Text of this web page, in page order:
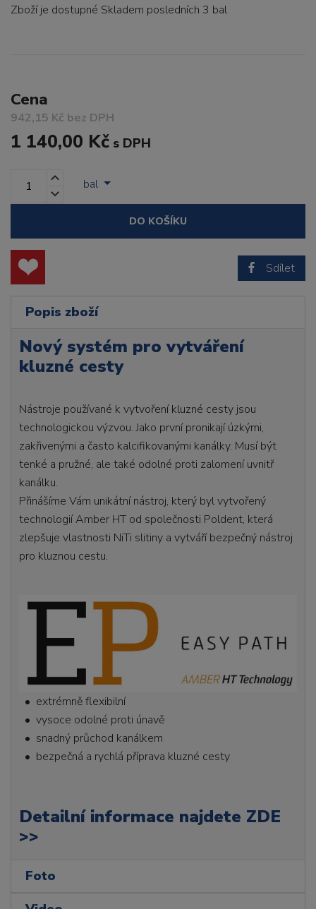
Zboží je dostupné Skladem posledních 3 bal
Cena
942,15 Kč bez DPH
1 140,00 Kč s DPH
bal
DO KOŠÍKU
Sdílet
Popis zboží
Nový systém pro vytváření
kluzné cesty
Nástroje používané k vytvoření kluzné cesty jsou
technologickou výzvou. Jako první pronikají úzkými,
zakřivenými a často kalcifikovanými kanálky. Musí být
tenké a pružné, ale také odolné proti zalomení uvnitř
kanálku.
Přinášíme Vám unikátní nástroj, který byl vytvořený
technologií Amber HT od společnosti Poldent, která
zlepšuje vlastnosti NiTi slitiny a vytváří bezpečný nástroj
pro kluznou cestu.
• extrémně flexibilní
• vysoce odolné proti únavě
• snadný průchod kanálkem
• bezpečná a rychlá příprava kluzné cesty
Detailní informace najdete ZDE
>>
Foto